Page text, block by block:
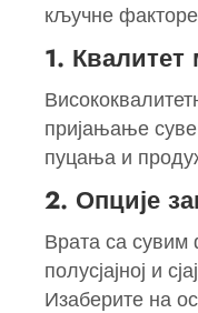
кључне
1. Квалитет
пријањање
пуцања и
2. Опције
Врата са
полусјајној и
Изаберите на